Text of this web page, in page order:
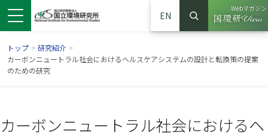
EN
サイト内検索
検索
Webマガジン
（別ウイ
トップ > 研究紹介 >
カーボンニュートラル社会におけるヘルスケアシステムの設計と転換策の提案
のための研究
カーボンニュートラル社会におけるヘ